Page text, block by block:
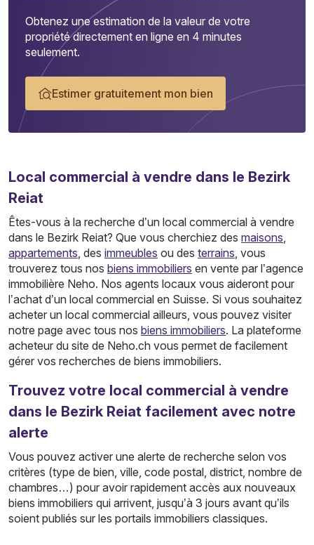
Obtenez une estimation de la valeur de votre
propriété directement en ligne en 4 minutes
seulement.
Estimer gratuitement mon bien
Local commercial à vendre dans le Bezirk
Reiat
Êtes-vous à la recherche d’un local commercial à vendre
dans le Bezirk Reiat? Que vous cherchiez des maisons,
appartements, des immeubles ou des terrains, vous
trouverez tous nos biens immobiliers en vente par l’agence
immobilière Neho. Nos agents locaux vous aideront pour
l’achat d’un local commercial en Suisse. Si vous souhaitez
acheter un local commercial ailleurs, vous pouvez visiter
notre page avec tous nos biens immobiliers. La plateforme
acheteur du site de Neho.ch vous permet de facilement
gérer vos recherches de biens immobiliers.
Trouvez votre local commercial à vendre
dans le Bezirk Reiat facilement avec notre
alerte
Vous pouvez activer une alerte de recherche selon vos
critères (type de bien, ville, code postal, district, nombre de
chambres…) pour avoir rapidement accès aux nouveaux
biens immobiliers qui arrivent, jusqu’à 3 jours avant qu’ils
soient publiés sur les portails immobiliers classiques.